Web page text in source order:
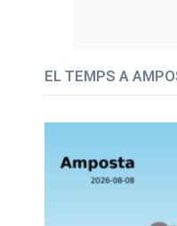
EL TEMPS A